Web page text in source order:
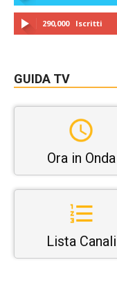
290,000 Iscritti
GUIDA TV
Ora in Onda
Lista Canali